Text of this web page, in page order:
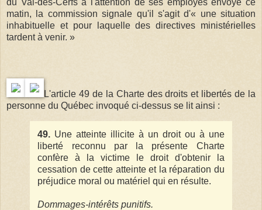
matin, la commission signale qu'il s'agit d'« une situation
inhabituelle et pour laquelle des directives ministérielles
tardent à venir. »
L'article 49 de la Charte des droits et libertés de la
personne du Québec invoqué ci-dessus se lit ainsi :
49. Une atteinte illicite à un droit ou à une
liberté reconnu par la présente Charte
confère à la victime le droit d'obtenir la
cessation de cette atteinte et la réparation du
préjudice moral ou matériel qui en résulte.
Dommages-intérêts punitifs.